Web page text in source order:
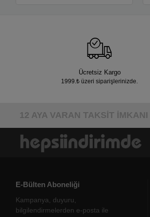
Ücretsiz Kargo
1999.₺ üzeri siparişlerinizde.
12 AYA VARAN TAKSİT İMKANI
E-Bülten Aboneliği
Kampanya, duyuru,
bilgilendirmelerden e-posta ile